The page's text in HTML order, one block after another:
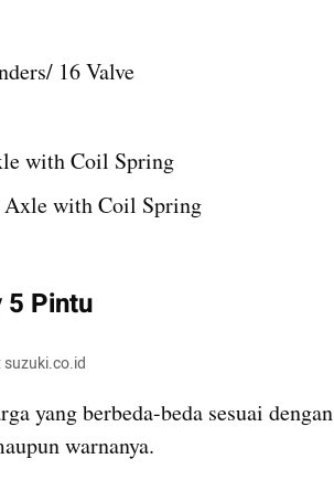
16 Valve
with Coil Spring
Axle with Coil Spring
5 Pintu
suzuki.co.id
yang berbeda-beda sesuai dengan
warnanya.